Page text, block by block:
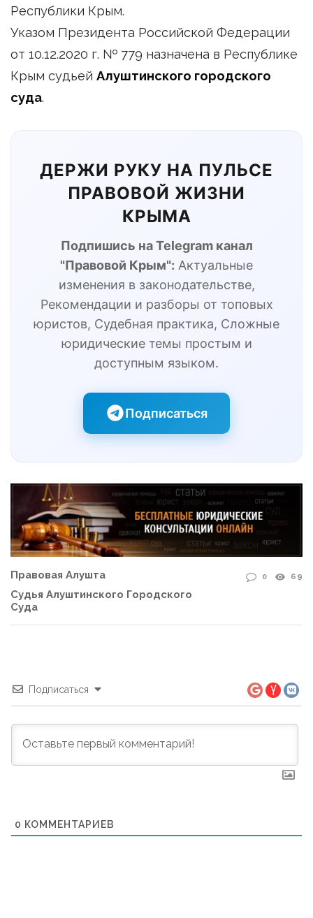
Республики Крым.
Указом Президента Российской Федерации
от 10.12.2020 г. № 779 назначена в Республике
Крым судьей Алуштинского городского
суда.
ДЕРЖИ РУКУ НА ПУЛЬСЕ
ПРАВОВОЙ ЖИЗНИ
КРЫМА
Подпишись на Telegram канал
"Правовой Крым": Актуальные
изменения в законодательстве,
Рекомендации и разборы от топовых
юристов, Судебная практика, Сложные
юридические темы простым и
доступным языком.
Подписаться
Правовая Алушта
Судья Алуштинского Городского
Суда
0 69
Подписаться
0 КОММЕНТАРИЕВ